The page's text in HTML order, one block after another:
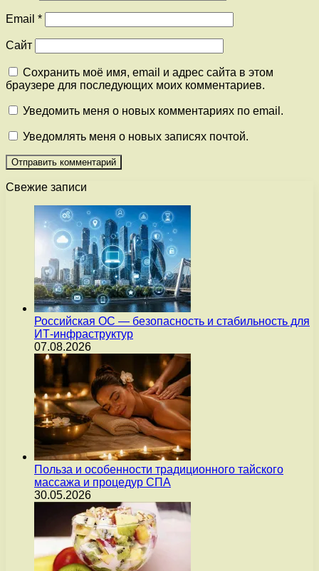
Email *
Сайт
Сохранить моё имя, email и адрес сайта в этом
браузере для последующих моих комментариев.
Уведомить меня о новых комментариях по email.
Уведомлять меня о новых записях почтой.
Свежие записи
Российская ОС — безопасность и стабильность для
ИТ-инфраструктур
07.08.2026
Польза и особенности традиционного тайского
массажа и процедур СПА
30.05.2026